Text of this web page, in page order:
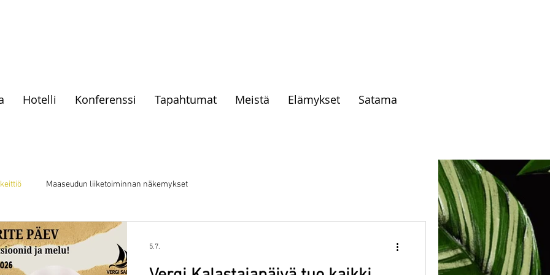
Hotelli Konferenssi Tapahtumat Meistä Elämykset Satama
Maaseudun liiketoiminnan näkemykset
5.7.